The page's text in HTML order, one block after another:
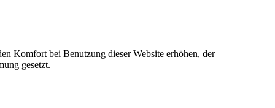
Komfort bei Benutzung dieser Website erhöhen, der
gesetzt.